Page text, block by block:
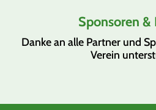
Sponsoren &
Danke an alle Partner und
Verein